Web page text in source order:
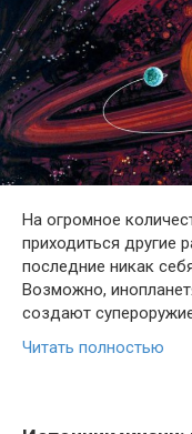
На огромное
приходиться другие
последние никак
Возможно,
создают
Читать полностью